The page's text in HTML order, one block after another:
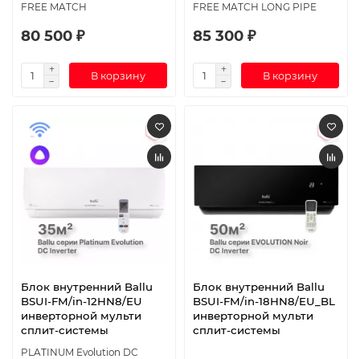
FREE MATCH
80 500 ₽
В корзину
FREE MATCH LONG PIPE
85 300 ₽
В корзину
Блок внутренний Ballu
BSUI-FM/in-12HN8/EU
инверторной мульти
сплит-системы
PLATINUM Evolution DC
Блок внутренний Ballu
BSUI-FM/in-18HN8/EU_BL
инверторной мульти
сплит-системы